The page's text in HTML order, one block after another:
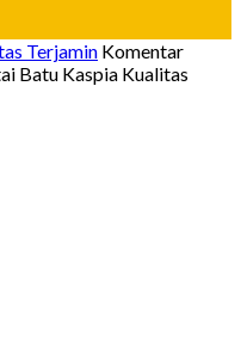
Terjamin Komentar
Batu Kaspia Kualitas